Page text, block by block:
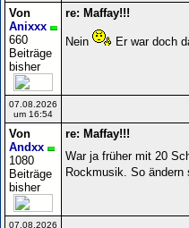
Von
Anixxx
660
Beiträge
bisher
re: Maffay!!!
Nein Er war doch
07.08.2026
um 16:54
Von
Andxx
1080
Beiträge
bisher
re: Maffay!!!
War ja früher mit 20
Rockmusik. So ändern
07.08.2026